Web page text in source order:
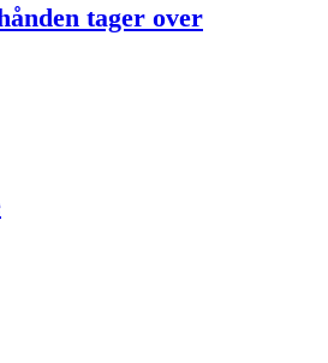
tager over